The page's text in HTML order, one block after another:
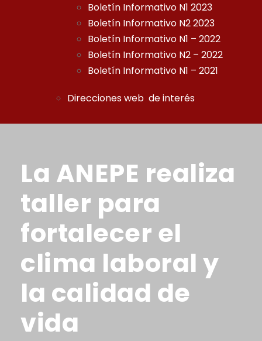
Boletín Informativo N1 2023
Boletín Informativo N2 2023
Boletín Informativo N1 – 2022
Boletín Informativo N2 – 2022
Boletín Informativo N1 – 2021
Direcciones web de interés
La ANEPE realiza
taller para
fortalecer el
clima laboral y
la calidad de
vida